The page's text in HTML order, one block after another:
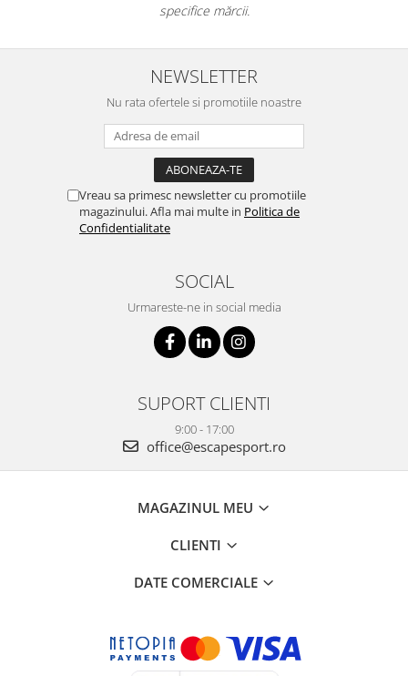
specifice mărcii.
NEWSLETTER
Nu rata ofertele si promotiile noastre
Vreau sa primesc newsletter cu promotiile
magazinului. Afla mai multe in Politica de
Confidentialitate
SOCIAL
Urmareste-ne in social media
SUPORT CLIENTI
9:00 - 17:00
office@escapesport.ro
MAGAZINUL MEU
CLIENTI
DATE COMERCIALE